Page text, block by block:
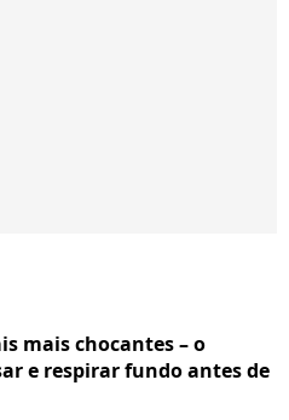
mais chocantes – o
e respirar fundo antes de